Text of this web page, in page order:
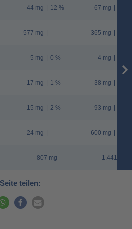
44 mg | 12 %
577 mg | -
5 mg | 0 %
17 mg | 1 %
15 mg | 2 %
24 mg | -
807 mg
67 mg |
365 mg |
4 mg |
38 mg |
93 mg |
600 mg |
1.441 mg
Seite teilen: